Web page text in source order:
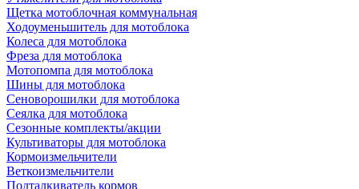
Щетка мотоблочная коммунальная
Ходоуменьшитель для мотоблока
Колеса для мотоблока
Фреза для мотоблока
Мотопомпа для мотоблока
Шины для мотоблока
Сеноворошилки для мотоблока
Сеялка для мотоблока
Сезонные комплекты/акции
Культиваторы для мотоблока
Кормоизмельчители
Веткоизмельчители
Подталкиватель кормов